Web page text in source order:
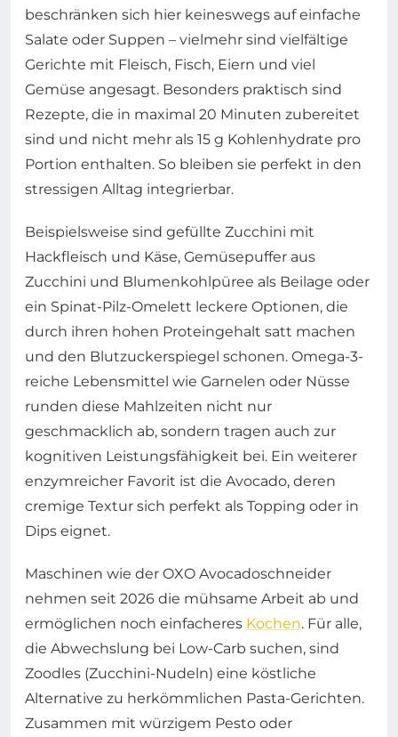
beschränken sich hier keineswegs auf einfache
Salate oder Suppen – vielmehr sind vielfältige
Gerichte mit Fleisch, Fisch, Eiern und viel
Gemüse angesagt. Besonders praktisch sind
Rezepte, die in maximal 20 Minuten zubereitet
sind und nicht mehr als 15 g Kohlenhydrate pro
Portion enthalten. So bleiben sie perfekt in den
stressigen Alltag integrierbar.
Beispielsweise sind gefüllte Zucchini mit
Hackfleisch und Käse, Gemüsepuffer aus
Zucchini und Blumenkohlpüree als Beilage oder
ein Spinat-Pilz-Omelett leckere Optionen, die
durch ihren hohen Proteingehalt satt machen
und den Blutzuckerspiegel schonen. Omega-3-
reiche Lebensmittel wie Garnelen oder Nüsse
runden diese Mahlzeiten nicht nur
geschmacklich ab, sondern tragen auch zur
kognitiven Leistungsfähigkeit bei. Ein weiterer
enzymreicher Favorit ist die Avocado, deren
cremige Textur sich perfekt als Topping oder in
Dips eignet.
Maschinen wie der OXO Avocadoschneider
nehmen seit 2026 die mühsame Arbeit ab und
ermöglichen noch einfacheres Kochen. Für alle,
die Abwechslung bei Low-Carb suchen, sind
Zoodles (Zucchini-Nudeln) eine köstliche
Alternative zu herkömmlichen Pasta-Gerichten.
Zusammen mit würzigem Pesto oder